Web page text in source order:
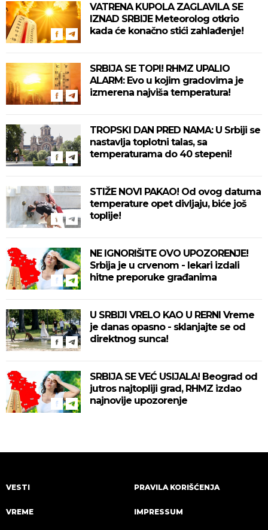
VATRENA KUPOLA ZAGLAVILA SE
IZNAD SRBIJE Meteorolog otkrio
kada će konačno stići zahlađenje!
SRBIJA SE TOPI! RHMZ UPALIO
ALARM: Evo u kojim gradovima je
izmerena najviša temperatura!
TROPSKI DAN PRED NAMA: U Srbiji se
nastavlja toplotni talas, sa
temperaturama do 40 stepeni!
STIŽE NOVI PAKAO! Od ovog datuma
temperature opet divljaju, biće još
toplije!
NE IGNORIŠITE OVO UPOZORENJE!
Srbija je u crvenom - lekari izdali
hitne preporuke građanima
U SRBIJI VRELO KAO U RERNI Vreme
je danas opasno - sklanjajte se od
direktnog sunca!
SRBIJA SE VEĆ USIJALA! Beograd od
jutros najtopliji grad, RHMZ izdao
najnovije upozorenje
VESTI
VREME
PRAVILA KORIŠĆENJA
IMPRESSUM